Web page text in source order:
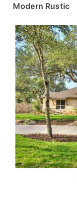
Modern Rustic